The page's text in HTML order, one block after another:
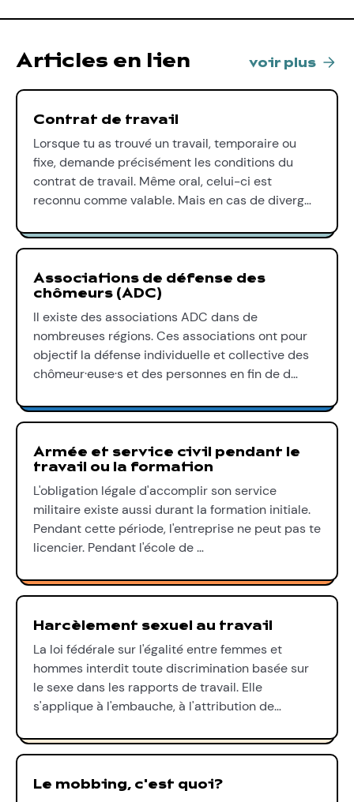
Articles en lien voir plus
Contrat de travail
Lorsque tu as trouvé un travail, temporaire ou
fixe, demande précisément les conditions du
contrat de travail. Même oral, celui-ci est
reconnu comme valable. Mais en cas de diverg…
Associations de défense des
chômeurs (ADC)
Il existe des associations ADC dans de
nombreuses régions. Ces associations ont pour
objectif la défense individuelle et collective des
chômeur·euse·s et des personnes en fin de d…
Armée et service civil pendant le
travail ou la formation
L'obligation légale d'accomplir son service
militaire existe aussi durant la formation initiale.
Pendant cette période, l'entreprise ne peut pas te
licencier. Pendant l'école de …
Harcèlement sexuel au travail
La loi fédérale sur l'égalité entre femmes et
hommes interdit toute discrimination basée sur
le sexe dans les rapports de travail. Elle
s'applique à l'embauche, à l'attribution de…
Le mobbing, c'est quoi?